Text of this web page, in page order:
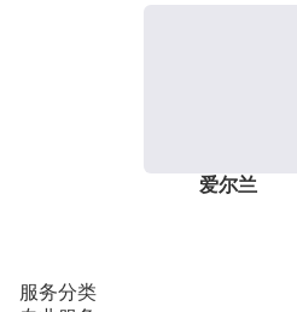
爱尔兰
服务分类